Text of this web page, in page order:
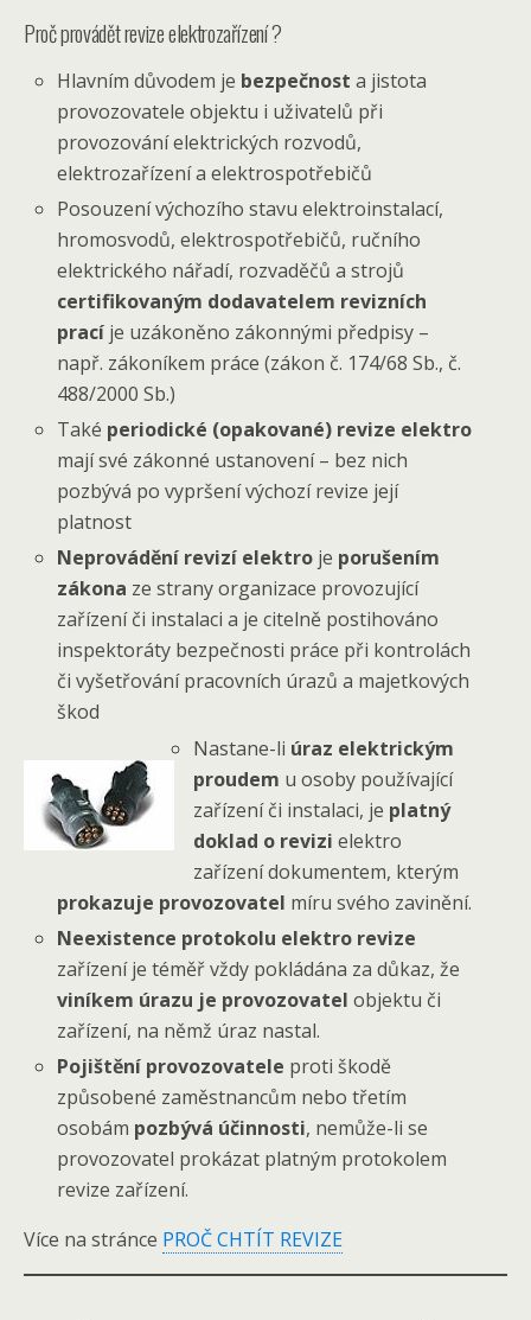
Proč provádět revize elektrozařízení ?
Hlavním důvodem je bezpečnost a jistota
provozovatele objektu i uživatelů při
provozování elektrických rozvodů,
elektrozařízení a elektrospotřebičů
Posouzení výchozího stavu elektroinstalací,
hromosvodů, elektrospotřebičů, ručního
elektrického nářadí, rozvaděčů a strojů
certifikovaným dodavatelem revizních
prací je uzákoněno zákonnými předpisy –
např. zákoníkem práce (zákon č. 174/68 Sb., č.
488/2000 Sb.)
Také periodické (opakované) revize elektro
mají své zákonné ustanovení – bez nich
pozbývá po vypršení výchozí revize její
platnost
Neprovádění revizí elektro je porušením
zákona ze strany organizace provozující
zařízení či instalaci a je citelně postihováno
inspektoráty bezpečnosti práce při kontrolách
či vyšetřování pracovních úrazů a majetkových
škod
Nastane-li úraz elektrickým
proudem u osoby používající
zařízení či instalaci, je platný
doklad o revizi elektro
zařízení dokumentem, kterým
prokazuje provozovatel míru svého zavinění.
Neexistence protokolu elektro revize
zařízení je téměř vždy pokládána za důkaz, že
viníkem úrazu je provozovatel objektu či
zařízení, na němž úraz nastal.
Pojištění provozovatele proti škodě
způsobené zaměstnancům nebo třetím
osobám pozbývá účinnosti, nemůže-li se
provozovatel prokázat platným protokolem
revize zařízení.
Více na stránce PROČ CHTÍT REVIZE